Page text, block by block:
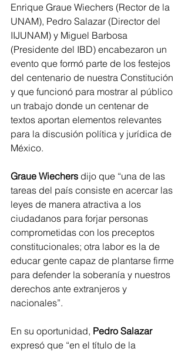
Enrique Graue Wiechers (Rector de la
UNAM), Pedro Salazar (Director del
IIJUNAM) y Miguel Barbosa
(Presidente del IBD) encabezaron un
evento que formó parte de los festejos
del centenario de nuestra Constitución
y que funcionó para mostrar al público
un trabajo donde un centenar de
textos aportan elementos relevantes
para la discusión política y jurídica de
México.
Graue Wiechers dijo que “una de las
tareas del país consiste en acercar las
leyes de manera atractiva a los
ciudadanos para forjar personas
comprometidas con los preceptos
constitucionales; otra labor es la de
educar gente capaz de plantarse firme
para defender la soberanía y nuestros
derechos ante extranjeros y
nacionales”.
En su oportunidad, Pedro Salazar
expresó que “en el título de la